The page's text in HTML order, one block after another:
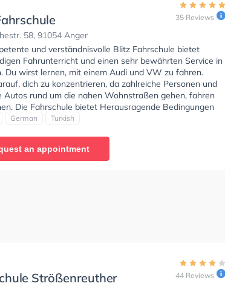
58, 91054 Anger
35 Reviews
und verständnisvolle Blitz Fahrschule bietet
Fahrunterricht und einen sehr bewährten Service in
Du wirst lernen, mit einem Audi und VW zu fahren.
dich zu konzentrieren, da zahlreiche Personen und
Autos rund um die nahen Wohnstraßen gehen, fahren
Die Fahrschule bietet Herausragende Bedingungen
Klasse A1, Klasse B, Klasse A, Klasse B Automatik,
zu erhalten. Der Unterricht kann auf Englisch,
und Türkisch stattfinden.
German Turkish
an appointment
Strößenreuther
44 Reviews